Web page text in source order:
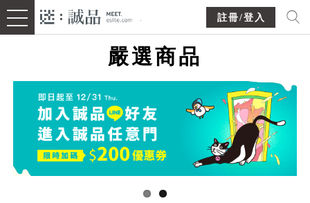
註冊/登入
嚴選商品